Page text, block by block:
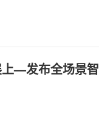
—发布全场景